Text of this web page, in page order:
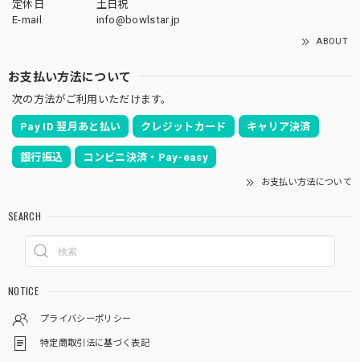
定休日
土日祝
E-mail
info@bowlstar.jp
ABOUT
お支払い方法について
次の方法がご利用いただけます。
Pay ID 翌月あと払い クレジットカード キャリア決済
銀行振込 コンビニ決済・Pay-easy
お支払い方法について
SEARCH
NOTICE
プライバシーポリシー
特定商取引法に基づく表記